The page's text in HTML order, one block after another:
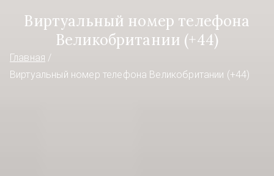
Виртуальный номер телефона
Великобритании (+44)
Главная
Виртуальный номер телефона Великобритании (+44)